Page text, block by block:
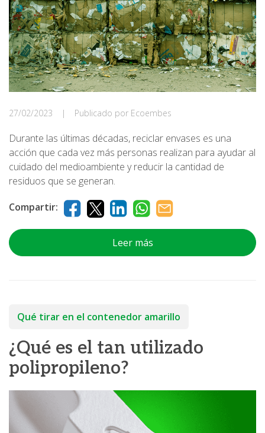
27/02/2023 | Publicado por Ecoembes
Durante las últimas décadas, reciclar envases es una
acción que cada vez más personas realizan para ayudar al
cuidado del medioambiente y reducir la cantidad de
residuos que se generan.
Compartir:
Leer más
Qué tirar en el contenedor amarillo
¿Qué es el tan utilizado
polipropileno?